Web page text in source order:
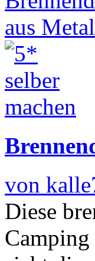
von
Diese
Camping